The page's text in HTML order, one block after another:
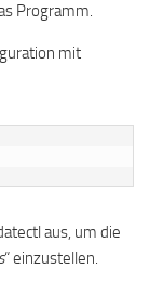
Programm.
mit
aus, um die
“ einzustellen.